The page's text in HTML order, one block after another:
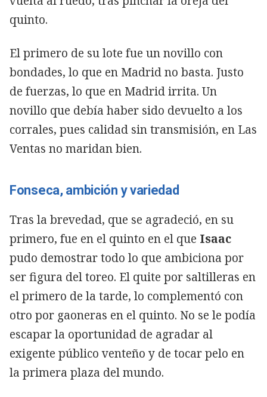
quinto.
El primero de su lote fue un novillo con
bondades, lo que en Madrid no basta. Justo
de fuerzas, lo que en Madrid irrita. Un
novillo que debía haber sido devuelto a los
corrales, pues calidad sin transmisión, en Las
Ventas no maridan bien.
Fonseca, ambición y variedad
Tras la brevedad, que se agradeció, en su
primero, fue en el quinto en el que Isaac
pudo demostrar todo lo que ambiciona por
ser figura del toreo. El quite por saltilleras en
el primero de la tarde, lo complementó con
otro por gaoneras en el quinto. No se le podía
escapar la oportunidad de agradar al
exigente público venteño y de tocar pelo en
la primera plaza del mundo.